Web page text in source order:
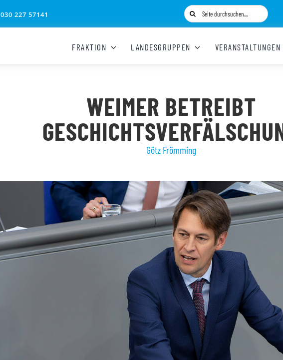
030 227 57141
Suche
nach:
FRAKTION LANDESGRUPPEN VERANSTALTUNGEN
WEIMER BETREIBT
Götz Frömming